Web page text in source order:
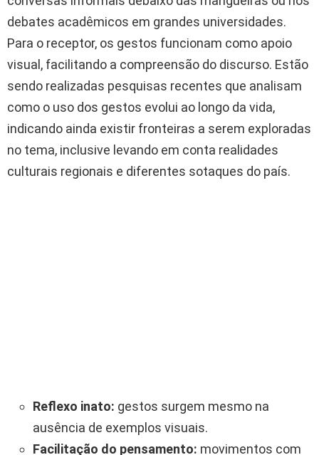
debates acadêmicos em grandes universidades.
Para o receptor, os gestos funcionam como apoio
visual, facilitando a compreensão do discurso. Estão
sendo realizadas pesquisas recentes que analisam
como o uso dos gestos evolui ao longo da vida,
indicando ainda existir fronteiras a serem exploradas
no tema, inclusive levando em conta realidades
culturais regionais e diferentes sotaques do país.
Reflexo inato: gestos surgem mesmo na
ausência de exemplos visuais.
Facilitação do pensamento: movimentos com